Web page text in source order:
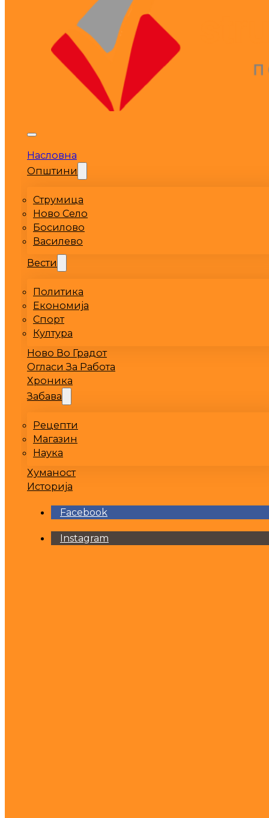
Насловна
Општини
Струмица
Ново Село
Босилово
Василево
Вести
Политика
Економија
Спорт
Култура
Ново Во Градот
Огласи За Работа
Хроника
Забава
Рецепти
Магазин
Наука
Хуманост
Историја
Facebook
Instagram